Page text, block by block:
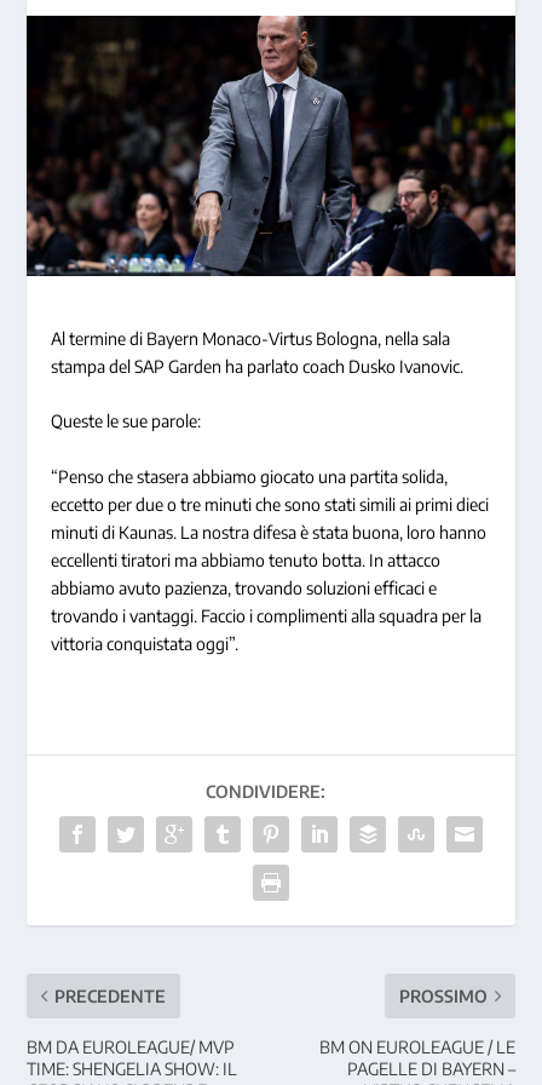
Al termine di Bayern Monaco-Virtus Bologna, nella sala
stampa del SAP Garden ha parlato coach Dusko Ivanovic.
Queste le sue parole:
“Penso che stasera abbiamo giocato una partita solida,
eccetto per due o tre minuti che sono stati simili ai primi dieci
minuti di Kaunas. La nostra difesa è stata buona, loro hanno
eccellenti tiratori ma abbiamo tenuto botta. In attacco
abbiamo avuto pazienza, trovando soluzioni efficaci e
trovando i vantaggi. Faccio i complimenti alla squadra per la
vittoria conquistata oggi”.
CONDIVIDERE:
PRECEDENTE
BM DA EUROLEAGUE/ MVP
TIME: SHENGELIA SHOW: IL
PROSSIMO
BM ON EUROLEAGUE / LE
PAGELLE DI BAYERN –